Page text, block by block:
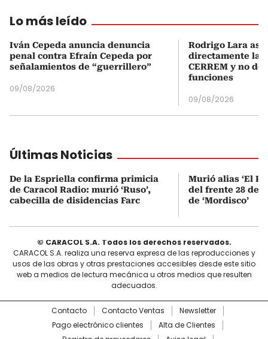
Lo más leído
Iván Cepeda anuncia denuncia
penal contra Efraín Cepeda por
señalamientos de “guerrillero”
09/08/2026
Rodrigo Lara
directamente la
CERREM y no
funciones
09/08/2026
Últimas Noticias
De la Espriella confirma primicia
de Caracol Radio: murió ‘Ruso’,
cabecilla de disidencias Farc
Murió alias ‘El
del frente 28 de
de ‘Mordisco’
© CARACOL S.A. Todos los derechos reservados.
CARACOL S.A. realiza una reserva expresa de las reproducciones y
usos de las obras y otras prestaciones accesibles desde este sitio
web a medios de lectura mecánica u otros medios que resulten
adecuados.
Contacto Contacto Ventas
Newsletter
Pago electrónico clientes
Alta de Clientes